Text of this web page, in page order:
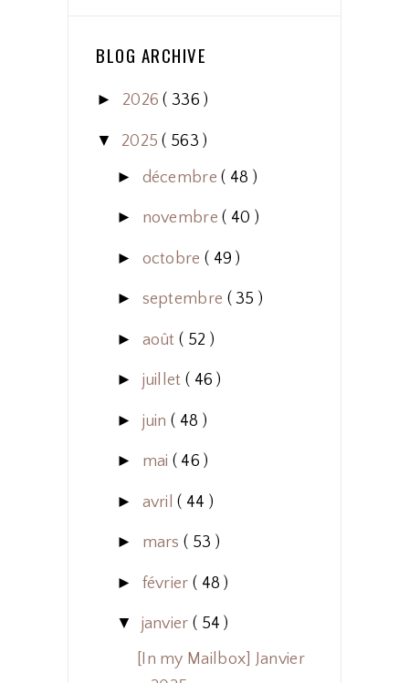
BLOG ARCHIVE
► 2026( 336 )
▼ 2025( 563 )
► décembre( 48 )
► novembre( 40 )
► octobre ( 49 )
► septembre ( 35 )
► août ( 52 )
► juillet ( 46 )
► juin ( 48 )
► mai ( 46 )
► avril( 44 )
► mars ( 53 )
► février ( 48 )
▼ janvier ( 54 )
[In my Mailbox] Janvier